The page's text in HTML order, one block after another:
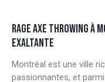
RAGE AXE THROWING À
EXALTANTE
Montréal est une ville
passionnantes, et